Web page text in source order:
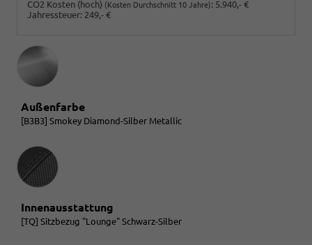
CO2 Kosten (hoch) (Kosten Durchschnitt 10 Jahre): 5.940,- €
Jahressteuer: 249,- €
Außenfarbe
[B3B3] Smokey Diamond-Silber Metallic
Innenausstattung
Innenausstattung
[TQ] Sitzbezug "Lounge" Schwarz-Silber